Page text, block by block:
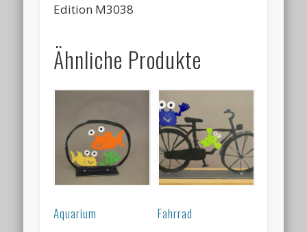
Edition M3038
Ähnliche Produkte
Aquarium Fahrrad